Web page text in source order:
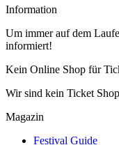
Information
Um immer auf dem
informiert!
Kein Online Shop für
Wir sind kein Ticket
Magazin
Festival Guide